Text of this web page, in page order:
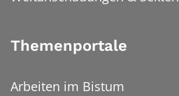
Themenportale
Arbeiten im Bistum